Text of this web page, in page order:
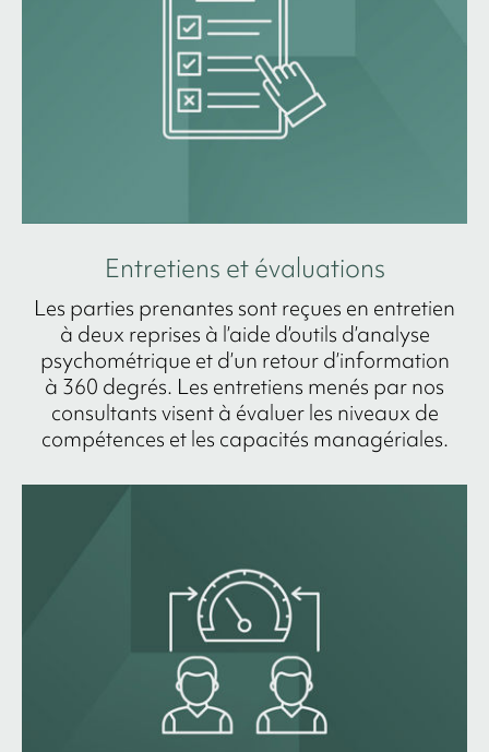
Entretiens et évaluations
Les parties prenantes sont reçues en entretien
à deux reprises à l’aide d’outils d’analyse
psychométrique et d’un retour d’information
à 360 degrés. Les entretiens menés par nos
consultants visent à évaluer les niveaux de
compétences et les capacités managériales.